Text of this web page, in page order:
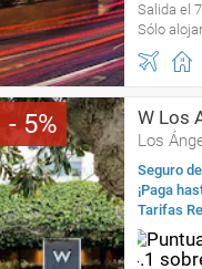
Salida el
Sólo
5 W Los
Los
Seguro
¡Paga
Tarifas